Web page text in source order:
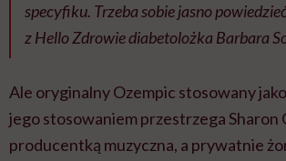
specyfiku. Trzeba sobie jasno
z Hello Zdrowie diabetolożka Barbara
Ale oryginalny Ozempic stosowany
jego stosowaniem przestrzega
producentką muzyczna, a prywatnie